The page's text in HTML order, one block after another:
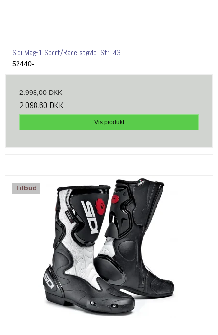
Sidi Mag-1 Sport/Race støvle. Str. 43
52440-
2.998,00 DKK
2.098,60 DKK
Vis produkt
Tilbud